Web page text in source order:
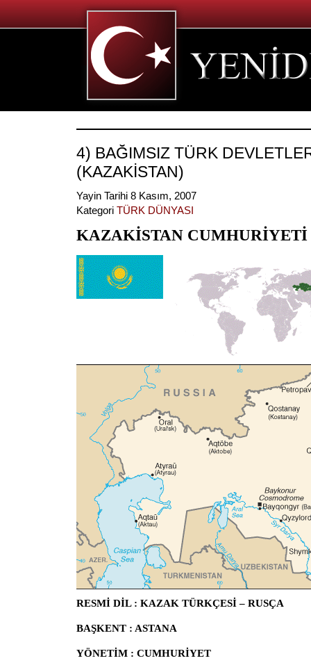
4) BAĞIMSIZ TÜRK
(KAZAKİSTAN)
Yayin Tarihi 8 Kasım, 2007
Kategori TÜRK DÜNYASI
KAZAKİSTAN CUMHURİYETİ
RESMİ DİL : KAZAK TÜRKÇESİ – RUSÇA
BAŞKENT : ASTANA
YÖNETİM : CUMHURİYET